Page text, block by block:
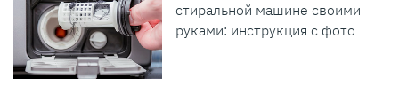
стиральной машине своими
руками: инструкция с фото